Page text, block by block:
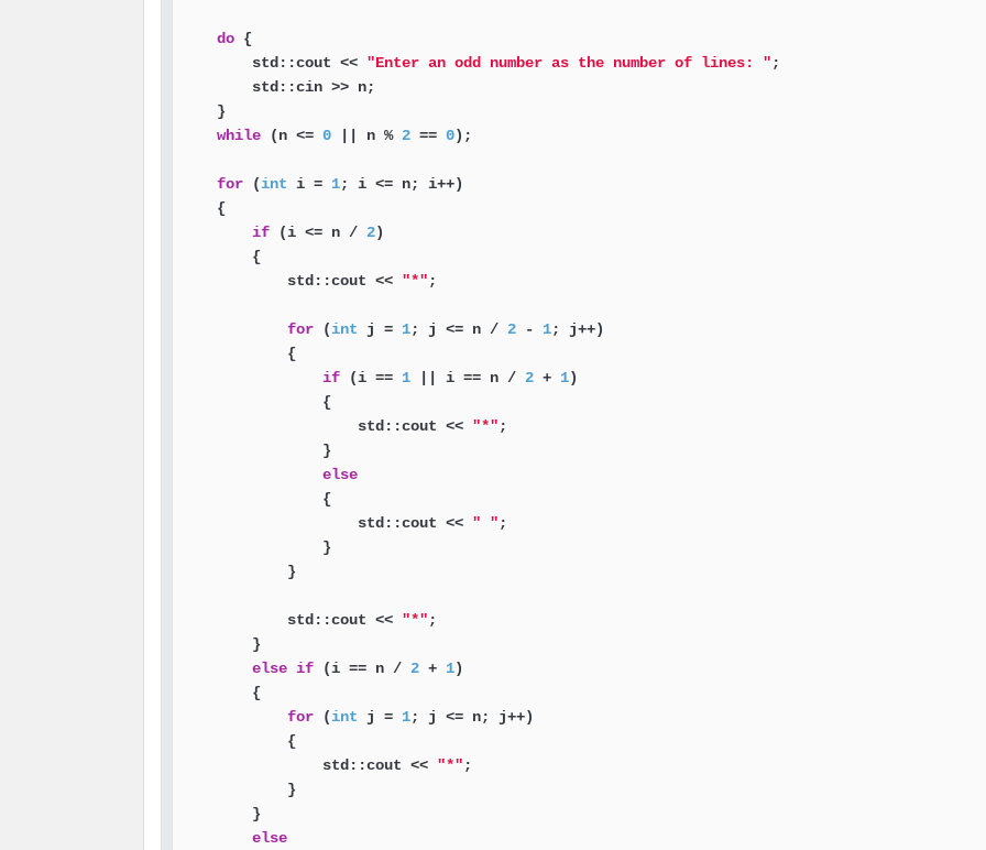
do {
        std::cout <<
"Enter an odd number as the number of lines: " ;
        std::cin >> n;
    }
while (n <= 0 || n % 2 == 0);
for (int i = 1; i <= n; i++)
    {
if (i <= n / 2)
        {
            std::cout <<
"*" ;
for (int j = 1; j <= n / 2 - 1; j++)
            {
if (i == 1 || i == n / 2 + 1)
                {
                    std::cout <<
"*" ;
                }
else
                {
                    std::cout <<
" " ;
                }
            }
            std::cout <<
"*" ;
        }
else if (i == n / 2 + 1)
        {
for (int j = 1; j <= n; j++)
            {
                std::cout <<
"*" ;
            }
        }
else